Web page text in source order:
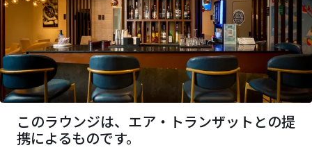
このラウンジは、エア・トランザットとの提
携によるものです。